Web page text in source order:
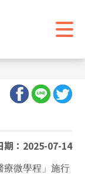
期：2025-07-14
療微學程 」施行